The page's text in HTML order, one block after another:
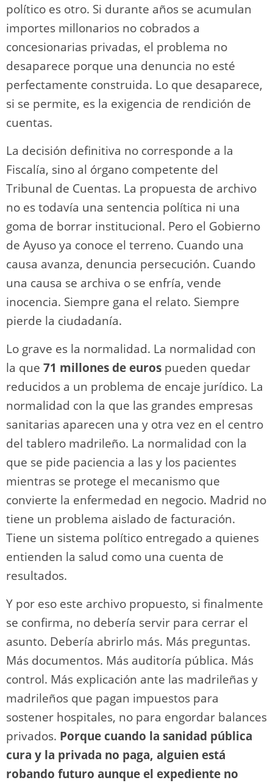
político es otro. Si durante años se acumulan
importes millonarios no cobrados a
concesionarias privadas, el problema no
desaparece porque una denuncia no esté
perfectamente construida. Lo que desaparece,
si se permite, es la exigencia de rendición de
cuentas.
La decisión definitiva no corresponde a la
Fiscalía, sino al órgano competente del
Tribunal de Cuentas. La propuesta de archivo
no es todavía una sentencia política ni una
goma de borrar institucional. Pero el Gobierno
de Ayuso ya conoce el terreno. Cuando una
causa avanza, denuncia persecución. Cuando
una causa se archiva o se enfría, vende
inocencia. Siempre gana el relato. Siempre
pierde la ciudadanía.
Lo grave es la normalidad. La normalidad con
la que 71 millones de euros pueden quedar
reducidos a un problema de encaje jurídico. La
normalidad con la que las grandes empresas
sanitarias aparecen una y otra vez en el centro
del tablero madrileño. La normalidad con la
que se pide paciencia a las y los pacientes
mientras se protege el mecanismo que
convierte la enfermedad en negocio. Madrid no
tiene un problema aislado de facturación.
Tiene un sistema político entregado a quienes
entienden la salud como una cuenta de
resultados.
Y por eso este archivo propuesto, si finalmente
se confirma, no debería servir para cerrar el
asunto. Debería abrirlo más. Más preguntas.
Más documentos. Más auditoría pública. Más
control. Más explicación ante las madrileñas y
madrileños que pagan impuestos para
sostener hospitales, no para engordar balances
privados. Porque cuando la sanidad pública
cura y la privada no paga, alguien está
robando futuro aunque el expediente no